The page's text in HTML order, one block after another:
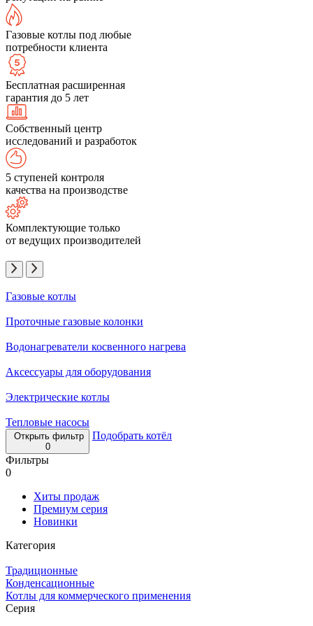
Газовые котлы под любые
потребности клиента
Бесплатная расширенная
гарантия до 5 лет
Собственный центр
исследований и разработок
5 ступеней контроля
качества на производстве
Комплектующие только
от ведущих производителей
Газовые котлы
Проточные газовые колонки
Водонагреватели косвенного нагрева
Аксессуары для оборудования
Электрические котлы
Тепловые насосы
Открыть фильтр
0
Подобрать котёл
Фильтры
0
Хиты продаж
Премиум серия
Новинки
Категория
Традиционные
Конденсационные
Котлы для коммерческого применения
Серия